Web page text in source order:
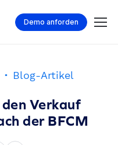
Demo anforden
· Blog-Artikel
Verkauf
der BFCM